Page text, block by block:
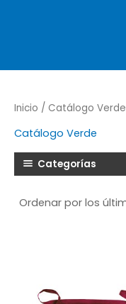
Inicio / Catálogo Verde
Catálogo Verde
Categorías